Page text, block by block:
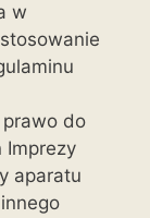
w
do
Imprezy
aparatu